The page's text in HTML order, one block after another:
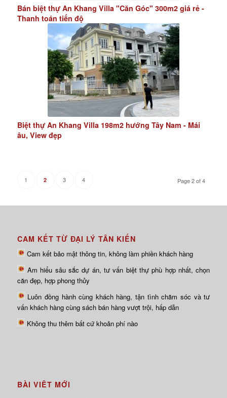
Bán biệt thự An Khang Villa "Căn Góc" 300m2 giá rẻ -
Thanh toán tiến độ
Biệt thự An Khang Villa 198m2 hướng Tây Nam - Mái
âu, View đẹp
Page 2 of 4
1 2 3 4
CAM KẾT TỪ ĐẠI LÝ TÂN KIẾN
Cam kết bảo mật thông tin, không làm phiền khách hàng
Am hiểu sâu sắc dự án, tư vấn biệt thự phù hợp nhất, chọn
căn đẹp, hợp phong thủy
Luôn đồng hành cùng khách hàng, tận tình chăm sóc và tư
vấn khách hàng cùng sách bán hàng vượt trội, hấp dẫn
Không thu thêm bất cứ khoản phí nào
BÀI VIÊT MỚI